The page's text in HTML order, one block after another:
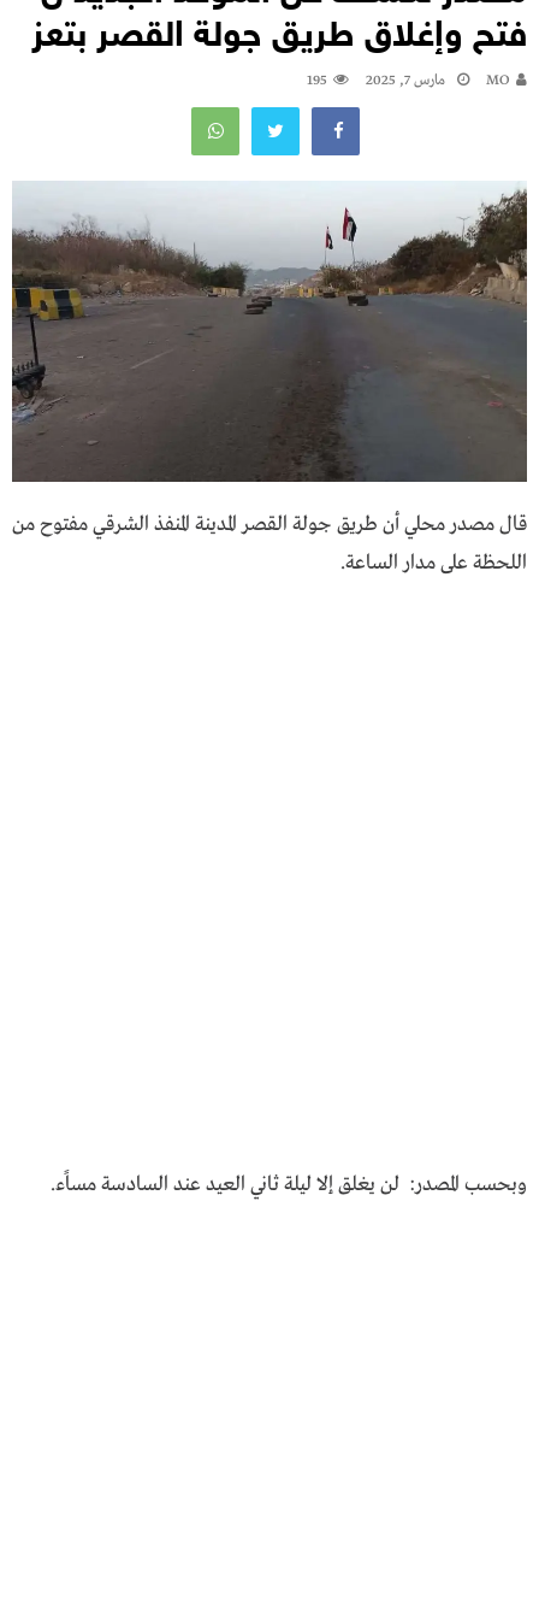
فتح وإغلاق طريق جولة القصر بتعز
MO مارس 7, 2025 195
قال مصدر محلي أن طريق جولة القصر المدينة المنفذ الشرقي مفتوح من
اللحظة على مدار الساعة.
وبحسب المصدر: لن يغلق إلا ليلة ثاني العيد عند السادسة مساًء.